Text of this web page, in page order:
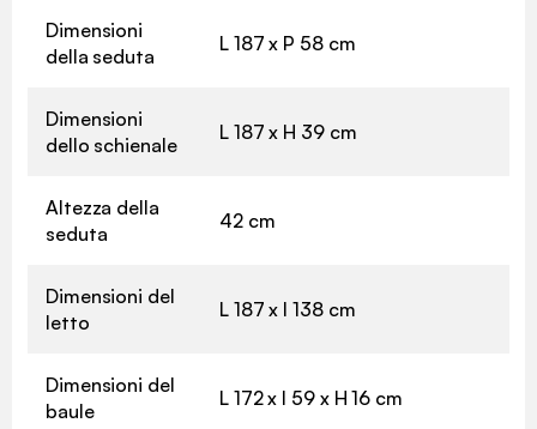
Dimensioni
della seduta
L 187 x P 58 cm
Dimensioni
dello schienale
L 187 x H 39 cm
Altezza della
seduta
42 cm
Dimensioni del
letto
L 187 x l 138 cm
Dimensioni del
baule
L 172 x l 59 x H 16 cm